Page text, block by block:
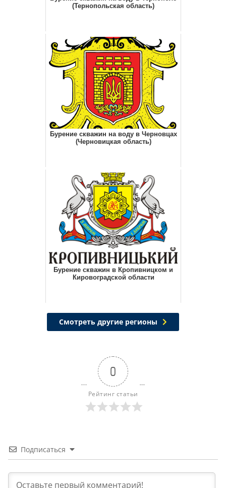
(Тернопольская область)
Бурение скважин на воду в Черновцах
(Черновицкая область)
Бурение скважин в Кропивницком и
Кировоградской области
Смотреть другие регионы
0
Рейтинг статьи
Подписаться